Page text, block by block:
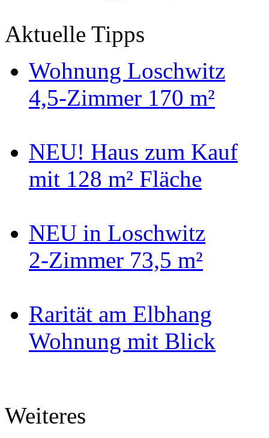
Aktuelle Tipps
Wohnung Loschwitz
4,5-Zimmer 170 m²
NEU! Haus zum Kauf
mit 128 m² Fläche
NEU in Loschwitz
2-Zimmer 73,5 m²
Rarität am Elbhang
Wohnung mit Blick
Weiteres